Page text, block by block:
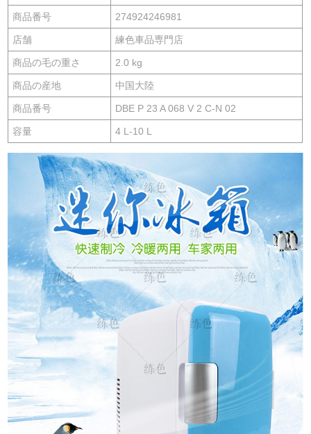
商品番号 274924246981
店舗 練色車品専門店
商品の毛の重さ 2.0 kg
商品の産地 中国大陸
商品番号 DBE P 23 A 068 V 2 C-N 02
容量 4 L-10 L